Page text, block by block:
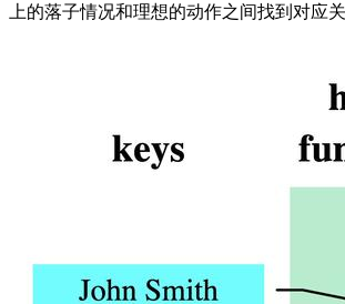
上的落子情况和理想的动作之间找到对应关